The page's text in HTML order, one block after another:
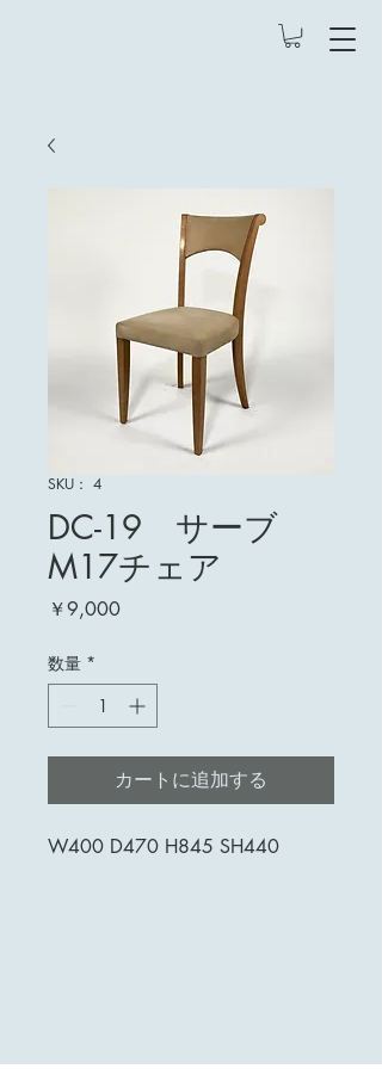
SKU： 4
DC-19 サーブ
M17チェア
￥9,000価
数量 *
カートに追加する
W400 D470 H845 SH440